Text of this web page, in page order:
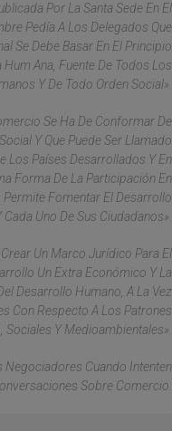
Por La Santa Sede En El
Pedía A Los Delegados Que
Se Debe Basar En El Principio
Ana, Fuente De Todos Los
Y De Todo Orden Social».
Se Ha De Conformar De
Y Que Puede Ser Llamado
Los Países Desarrollados Y En
Forma De La Participación En
Fomentar El Desarrollo
Uno De Sus Ciudadanos».
Un Marco Jurídico Para El
Un Extra Económico Y La
Desarrollo Humano, A La Vez
Con Respecto A Los Patrones
Sociales Y Medioambientales».
Negociadores Cuando Intenten
Sobre Comercio.